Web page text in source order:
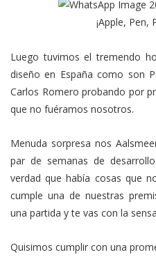
¡Apple, Pen,
Luego tuvimos el tremendo
diseño en España como son
Carlos Romero probando por
que no fuéramos nosotros.
Menuda sorpresa nos
par de semanas de
verdad que había cosas que
cumple una de nuestras
una partida y te vas con la
Quisimos cumplir con una